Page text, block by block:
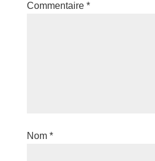
Commentaire *
Nom *